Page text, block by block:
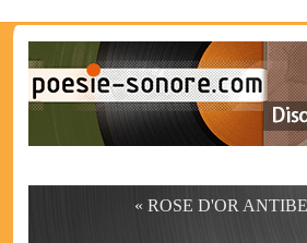
« ROSE D'OR